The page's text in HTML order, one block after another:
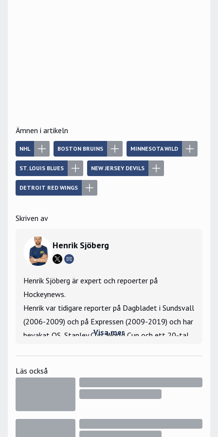
Ämnen i artikeln
NHL BOSTON BRUINS MINNESOTA WILD
ST. LOUIS BLUES NEW JERSEY DEVILS
DETROIT RED WINGS
Skriven av
Henrik Sjöberg
Henrik Sjöberg är expert och repoerter på
Hockeynews.
Henrik var tidigare reporter på Dagbladet i Sundsvall
(2006-2009) och på Expressen (2009-2019) och har
bevakat OS, Stanley Cup, World Cup och ett 20-tal
Larionov under gästspelet i Hockeyettan 2006.
Visa mer
Läs också